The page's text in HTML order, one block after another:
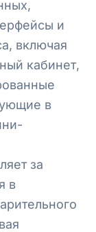
и
включая
кабинет,
в
за
в